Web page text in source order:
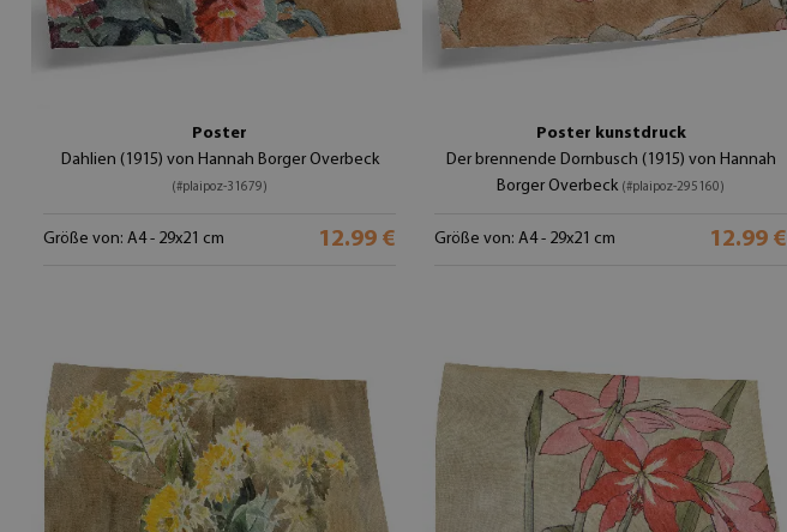
Poster
Dahlien (1915) von Hannah Borger Overbeck
(#plaipoz-31679)
Größe von: A4 - 29x21 cm 12.99 €
Poster kunstdruck
Der brennende Dornbusch (1915) von Hannah
Borger Overbeck (#plaipoz-295160)
Größe von: A4 - 29x21 cm 12.99 €